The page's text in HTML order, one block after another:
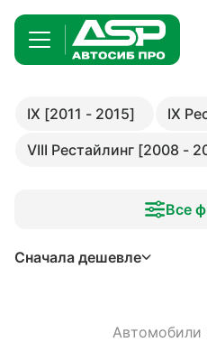
IX [2011 - 2015]
IX
VIII Рестайлинг [2008 -
Все
Сначала дешевле
Автомобили